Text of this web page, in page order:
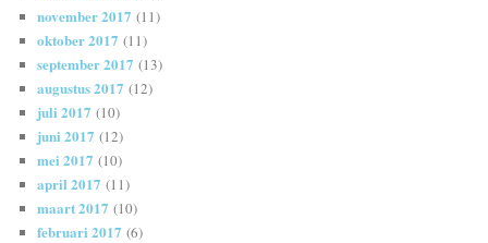
november 2017 (11)
oktober 2017 (11)
september 2017 (13)
augustus 2017 (12)
juli 2017 (10)
juni 2017 (12)
mei 2017 (10)
april 2017 (11)
maart 2017 (10)
februari 2017 (6)